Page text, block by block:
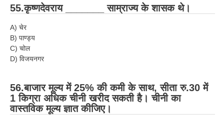
55.कृष्णदेवराय _______ साम्राज्य के शासक थे।
A) चेर
B) पाण्ड्य
C) चोल
D) विजयनगर
56.बाजार मूल्य में 25% की कमी के साथ, सीता रु.30 में
1 किग्रा अधिक चीनी खरीद सकती है। चीनी का
वास्तविक मूल्य ज्ञात कीजिए।